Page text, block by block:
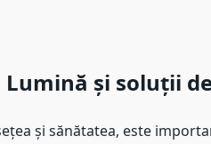
Lumină și soluții
și sănătatea, este